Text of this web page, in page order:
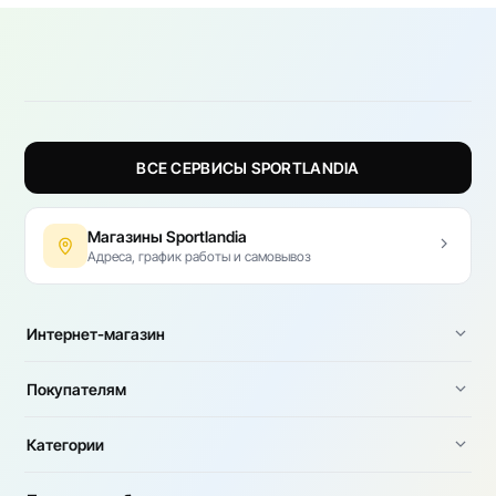
ВСЕ СЕРВИСЫ SPORTLANDIA
Магазины Sportlandia
Адреса, график работы и самовывоз
Интернет-магазин
Покупателям
Категории